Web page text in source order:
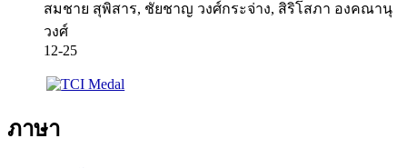
สมชาย สุพิสาร, ชัยชาญ วงศ์กระจ่าง, สิริโสภา องคณานุ
วงศ์
12-25
ภาษา